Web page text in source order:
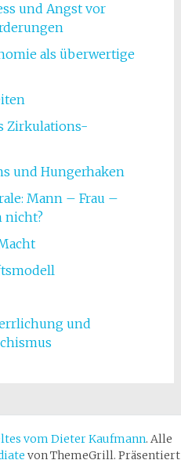
und Angst vor
als überwertige
Zirkulations-
und Hungerhaken
Mann – Frau –
nicht?
und
vom Dieter Kaufmann. Alle
von ThemeGrill. Präsentiert